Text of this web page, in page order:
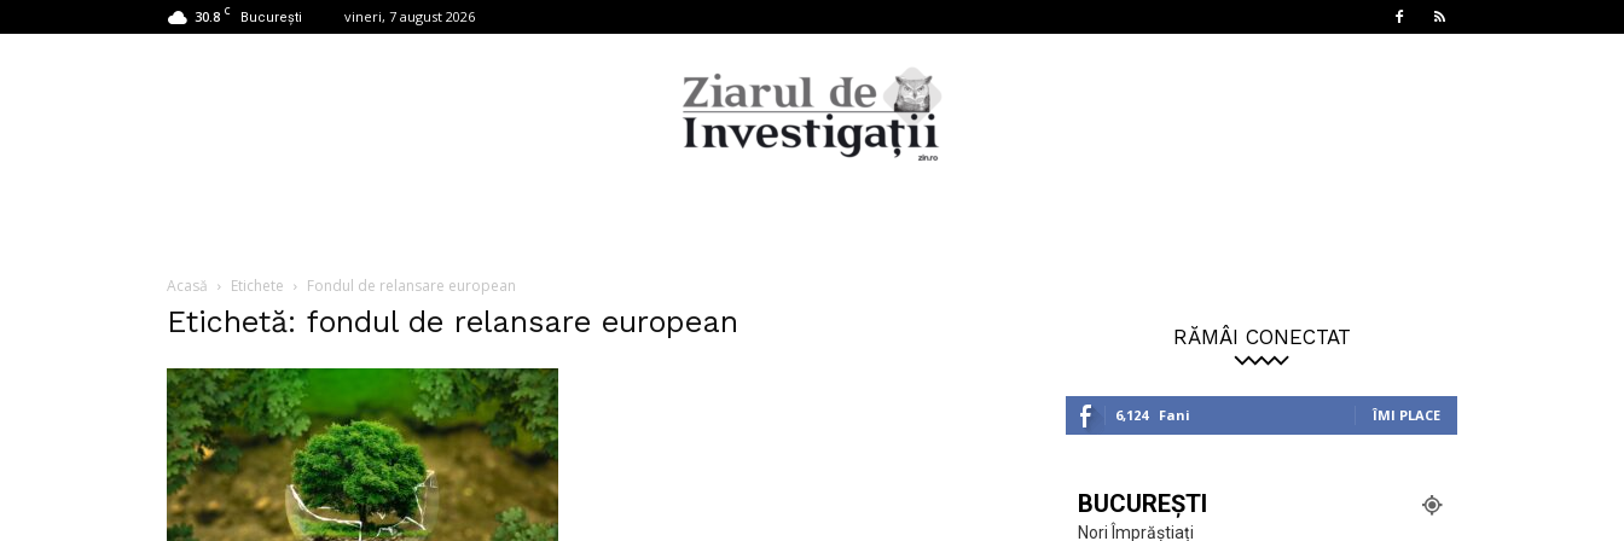
30.8 C București vineri, 7 august 2026
Acasă Etichete Fondul de relansare european
Etichetă: fondul de relansare european RĂMÂI CONECTAT
6,124 Fani ÎMI PLACE
BUCUREȘTI
Nori Împrăștiați